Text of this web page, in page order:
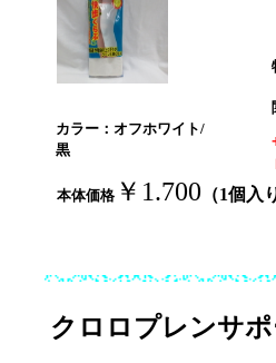
クロロプレンサ
本体価格 ￥1.700 （1個入
カラー：オフホワイト/
黒